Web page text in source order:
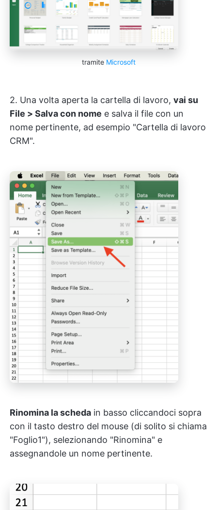
tramite Microsoft
2. Una volta aperta la cartella di lavoro, vai su
File > Salva con nome e salva il file con un
nome pertinente, ad esempio "Cartella di lavoro
CRM".
Rinomina la scheda in basso cliccandoci sopra
con il tasto destro del mouse (di solito si chiama
"Foglio1"), selezionando "Rinomina" e
assegnandole un nome pertinente.